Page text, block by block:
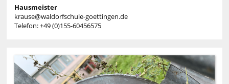
Hausmeister
krause@waldorfschule-goettingen.de
Telefon: +49 (0)155-60456575